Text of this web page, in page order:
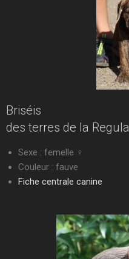
Briséis
des terres de la Regula
Sexe : femelle ♀
Couleur : fauve
Fiche centrale canine